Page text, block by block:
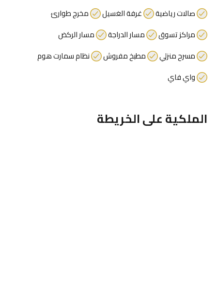
صالات رياضية
غرفة الغسيل
مخرج طوارئ
مراكز تسوق
مسار الدراجة
مسار الركض
مسرح منزلي
مطبخ مفروش
نظام سمارت هوم
واي فاي
الملكية على الخريطة